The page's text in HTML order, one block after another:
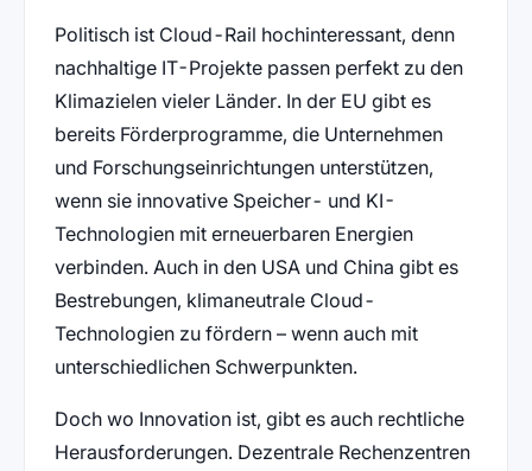
Politisch ist Cloud-Rail hochinteressant, denn
nachhaltige IT-Projekte passen perfekt zu den
Klimazielen vieler Länder. In der EU gibt es
bereits Förderprogramme, die Unternehmen
und Forschungseinrichtungen unterstützen,
wenn sie innovative Speicher- und KI-
Technologien mit erneuerbaren Energien
verbinden. Auch in den USA und China gibt es
Bestrebungen, klimaneutrale Cloud-
Technologien zu fördern – wenn auch mit
unterschiedlichen Schwerpunkten.
Doch wo Innovation ist, gibt es auch rechtliche
Herausforderungen. Dezentrale Rechenzentren